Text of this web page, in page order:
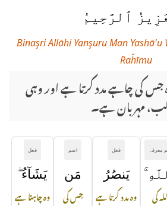
ٱلرَّحِيمُ
Binaşri Allāhi Yanşuru Man Yashā'u
Raĥīmu
جس کی چاہے مدد کرتا ہے اور وہی
مہربان ہے۔
معرفہ
کی
فعل
يَنصُرُ
وہ مدد کرتا ہے
اسم
مَن
جس کی
فعل
يَشَآءُ ۖ
وہ چاہتا ہے